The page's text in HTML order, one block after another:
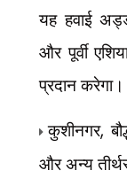
यह हवाई
और पूर्वी
प्रदान करेगा।
कुशीनगर,
और अन्य